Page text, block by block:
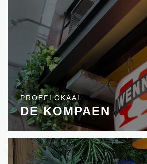
PROEFLOKAAL
DE KOMPAEN